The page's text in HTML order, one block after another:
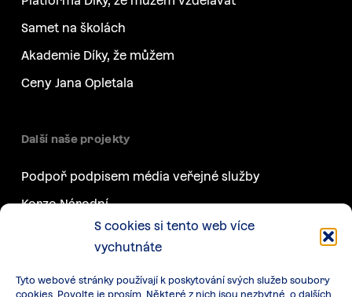
S cookies si tento web více
vychutnáte
Tyto webové stránky používají k poskytování svých služeb soubory
cookies. Povolte je prosím. Některé z nich jsou nezbytné, o dalších
Samet na školách
Akademie Díky, že můžem
Ceny Jana Opletala
Další naše projekty
Podpoř podpisem média veřejné služby
Korzo Národní
Týden svobody
Další projekty